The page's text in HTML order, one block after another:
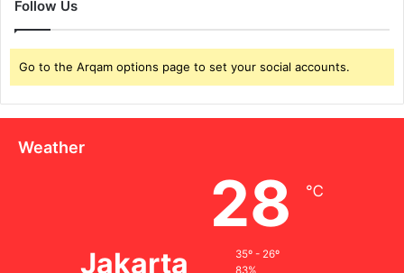
Follow Us
Go to the Arqam options page to set your social accounts.
Weather
Jakarta
28 ℃
35º - 26º
83%